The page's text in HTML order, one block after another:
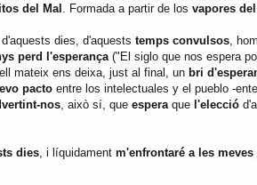
del Mal . Formada a partir de los vapores
d'aquests dies, d'aquests temps convulsos ,
perd l'esperança ("El siglo que nos espera
mateix ens deixa, just al final, un bri
pacto entre los intelectuales y el pueblo -
nos , això sí, que espera que l'elecció
dies , i líquidament m'enfrontaré a les meves